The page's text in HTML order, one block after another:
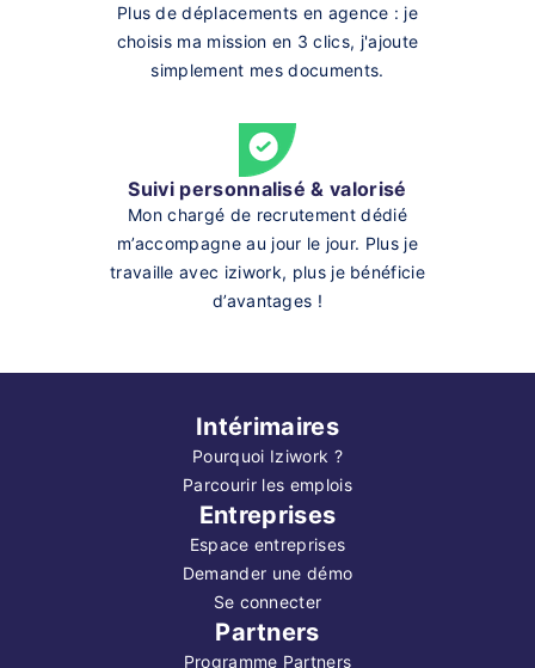
Plus de déplacements en agence : je
choisis ma mission en 3 clics, j'ajoute
simplement mes documents.
Suivi personnalisé & valorisé
Mon chargé de recrutement dédié
m’accompagne au jour le jour. Plus je
travaille avec iziwork, plus je bénéficie
d’avantages !
Intérimaires
Pourquoi Iziwork ?
Parcourir les emplois
Entreprises
Espace entreprises
Demander une démo
Se connecter
Partners
Programme Partners